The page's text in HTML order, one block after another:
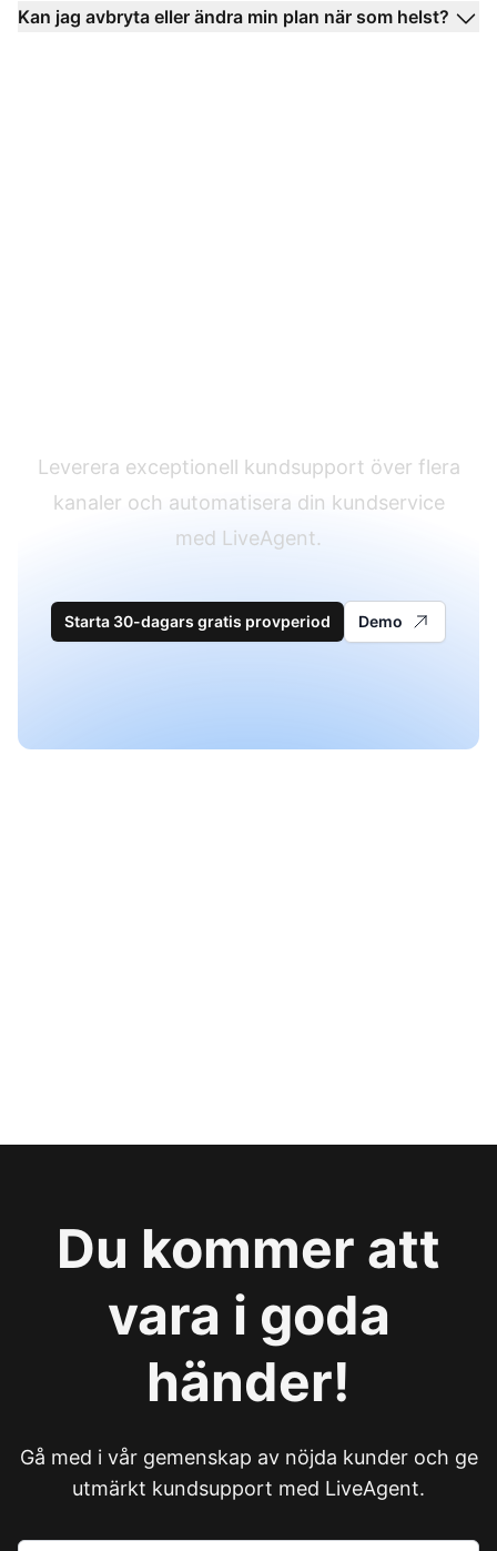
Kan jag avbryta eller ändra min plan när som helst?
Leverera exceptionell kundsupport över flera
kanaler och automatisera din kundservice
med LiveAgent.
Starta 30-dagars gratis provperiod Demo
Du kommer att
vara i goda
händer!
Gå med i vår gemenskap av nöjda kunder och ge
utmärkt kundsupport med LiveAgent.